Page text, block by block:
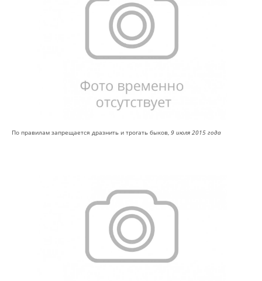
По правилам запрещается дразнить и трогать быков, 9 июля 2015 года